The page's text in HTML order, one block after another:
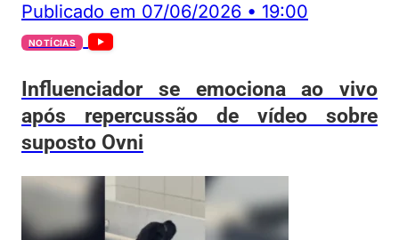
Publicado em 07/06/2026 • 19:00
NOTÍCIAS
Influenciador se emociona ao vivo
após repercussão de vídeo sobre
suposto Ovni